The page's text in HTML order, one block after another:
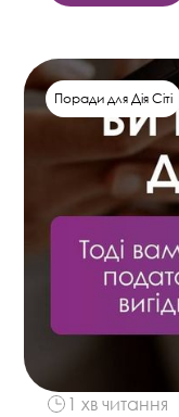
1 хв читання
Поради для Дія Сіті